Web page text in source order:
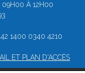
09H00 À 12H00
1400 0340 4210
ET PLAN D'ACCÈS